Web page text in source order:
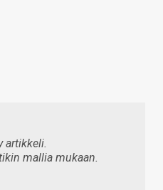
artikkeli.
mallia mukaan.